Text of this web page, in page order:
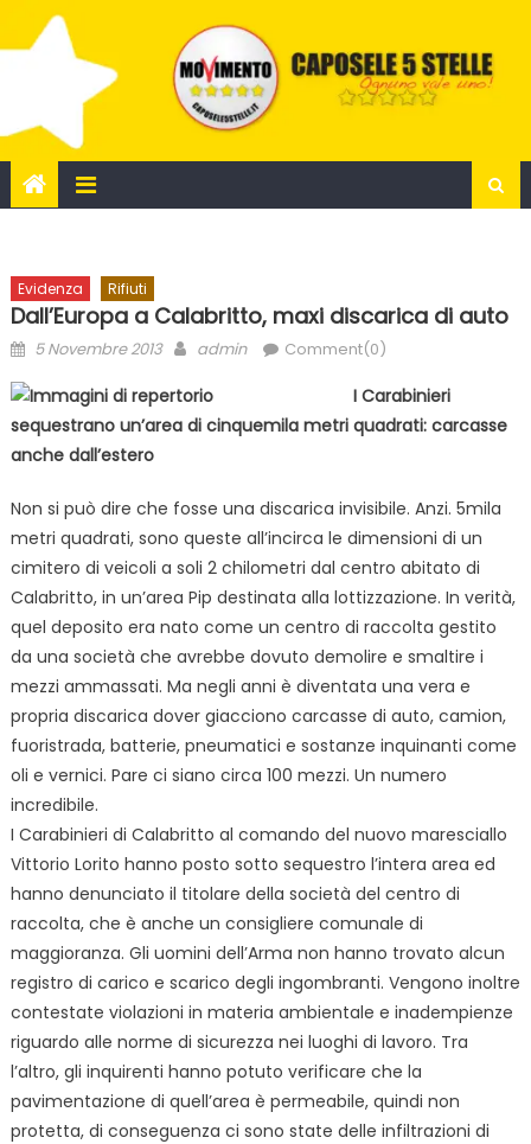
to
Evidenza Rifiuti
Dall’Europa a Calabritto, maxi discarica di auto
Posted
5 Novembre 2013 Author
admin Comment(0)
I Carabinieri
sequestrano un’area di cinquemila metri quadrati: carcasse
anche dall’estero
Non si può dire che fosse una discarica invisibile. Anzi. 5mila
metri quadrati, sono queste all’incirca le dimensioni di un
cimitero di veicoli a soli 2 chilometri dal centro abitato di
Calabritto, in un’area Pip destinata alla lottizzazione. In verità,
quel deposito era nato come un centro di raccolta gestito
da una società che avrebbe dovuto demolire e smaltire i
mezzi ammassati. Ma negli anni è diventata una vera e
propria discarica dover giacciono carcasse di auto, camion,
fuoristrada, batterie, pneumatici e sostanze inquinanti come
oli e vernici. Pare ci siano circa 100 mezzi. Un numero
incredibile.
I Carabinieri di Calabritto al comando del nuovo maresciallo
Vittorio Lorito hanno posto sotto sequestro l’intera area ed
hanno denunciato il titolare della società del centro di
raccolta, che è anche un consigliere comunale di
maggioranza. Gli uomini dell’Arma non hanno trovato alcun
registro di carico e scarico degli ingombranti. Vengono inoltre
contestate violazioni in materia ambientale e inadempienze
riguardo alle norme di sicurezza nei luoghi di lavoro. Tra
l’altro, gli inquirenti hanno potuto verificare che la
pavimentazione di quell’area è permeabile, quindi non
protetta, di conseguenza ci sono state delle infiltrazioni di